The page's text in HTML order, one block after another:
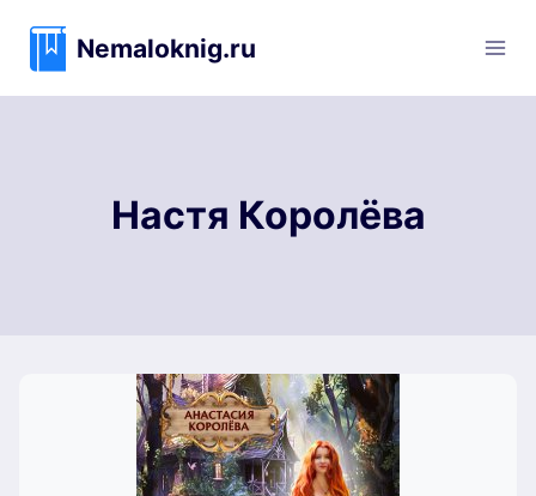
содержимому
Nemaloknig.ru
Настя Королёва